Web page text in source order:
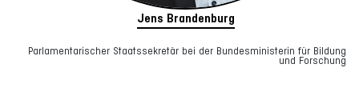
Jens Brandenburg
Parlamentarischer Staatssekretär bei der Bundesministerin für Bildung
und Forschung